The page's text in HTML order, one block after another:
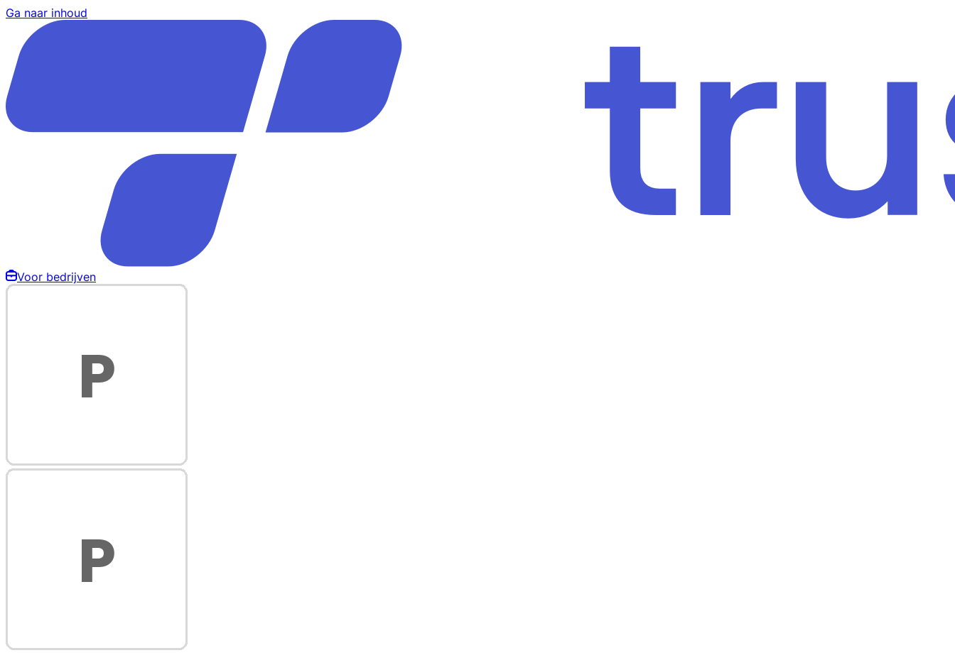
Ga naar inhoud
Voor bedrijven